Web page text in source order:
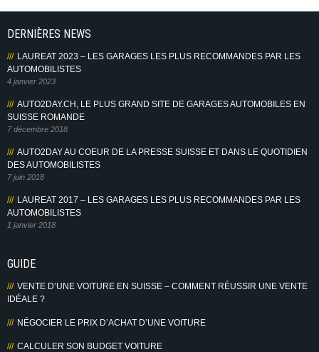
DERNIÈRES NEWS
LAUREAT 2023 – LES GARAGES LES PLUS RECOMMANDES PAR LES
AUTOMOBILISTES
4 janvier 2023
AUTO2DAY.CH, LE PLUS GRAND SITE DE GARAGES AUTOMOBILES EN
SUISSE ROMANDE
7 décembre 2018
AUTO2DAY AU COEUR DE LA PRESSE SUISSE ET DANS LE QUOTIDIEN
DES AUTOMOBILISTES
7 juin 2018
LAUREAT 2017 – LES GARAGES LES PLUS RECOMMANDES PAR LES
AUTOMOBILISTES
1 janvier 2018
GUIDE
VENTE D’UNE VOITURE EN SUISSE – COMMENT RÉUSSIR UNE VENTE
IDÉALE ?
NÉGOCIER LE PRIX D’ACHAT D’UNE VOITURE
CALCULER SON BUDGET VOITURE